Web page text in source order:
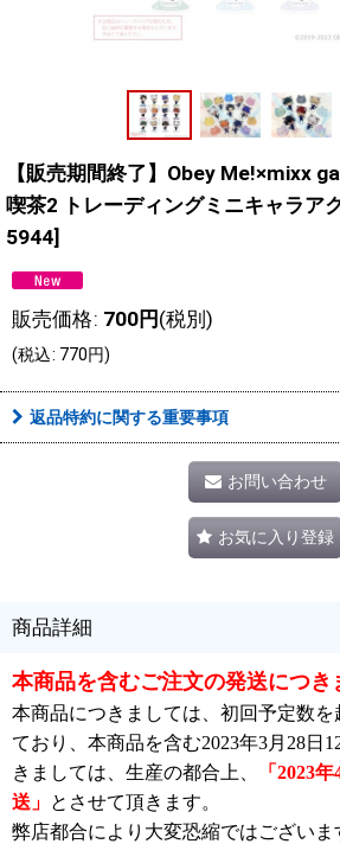
【販売期間終了】Obey Me!×mixx
喫茶2 トレーディングミニキャラア
5944]
販売価格: 700円 (税別)
(税込: 770円)
返品特約に関する重要事項
お問い合わせ
お気に入り登録
商品詳細
本商品を含むご注文の発送につき
本商品につきましては、初回予定数
ており、本商品を含む2023年3月28日
きましては、生産の都合上、
「2023
送」 とさせて頂きます。
弊店都合により大変恐縮ではござい